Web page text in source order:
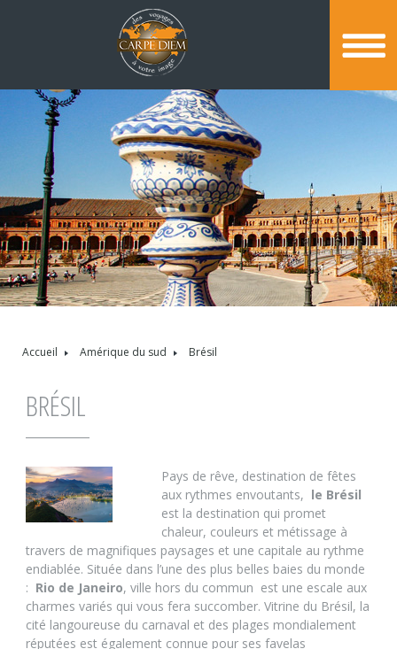
Accueil Amérique du sud Brésil
BRÉSIL
Pays de rêve, destination de fêtes
aux rythmes envoutants, le Brésil
est la destination qui promet
chaleur, couleurs et métissage à
travers de magnifiques paysages et une capitale au rythme
endiablée. Située dans l’une des plus belles baies du monde
: Rio de Janeiro, ville hors du commun est une escale aux
charmes variés qui vous fera succomber. Vitrine du Brésil, la
cité langoureuse du carnaval et des plages mondialement
réputées est également connue pour ses favelas